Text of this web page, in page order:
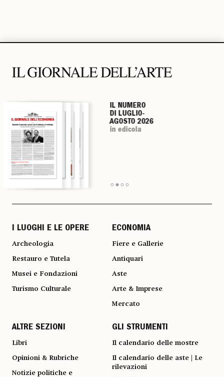
IL NUMERO
DI LUGLIO-
AGOSTO 2026
in edicola
IL NUMERO
DI LUGLIO-
AGOSTO 2026
in edicola
IL NUMERO
DI LUGLIO-
AGOSTO 2026
in edicola
IL NUMERO
DI LUGLIO-
AGOSTO 2026
in edicola
I LUOGHI E LE OPERE
Archeologia
Restauro e Tutela
Musei e Fondazioni
Turismo Culturale
ECONOMIA
Fiere e Gallerie
Antiquari
Aste
Arte & Imprese
Mercato
ALTRE SEZIONI
Libri
Opinioni & Rubriche
Notizie politiche e
GLI STRUMENTI
Il calendario delle mostre
Il calendario delle aste | Le
rilevazioni